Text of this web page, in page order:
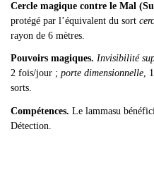
Cercle magique contre le Mal
protégé par l’équivalent du sort
rayon de 6 mètres.
Pouvoirs magiques. Invisibilité
2 fois/jour ; porte dimensionnelle,
sorts.
Compétences. Le lammasu
Détection.